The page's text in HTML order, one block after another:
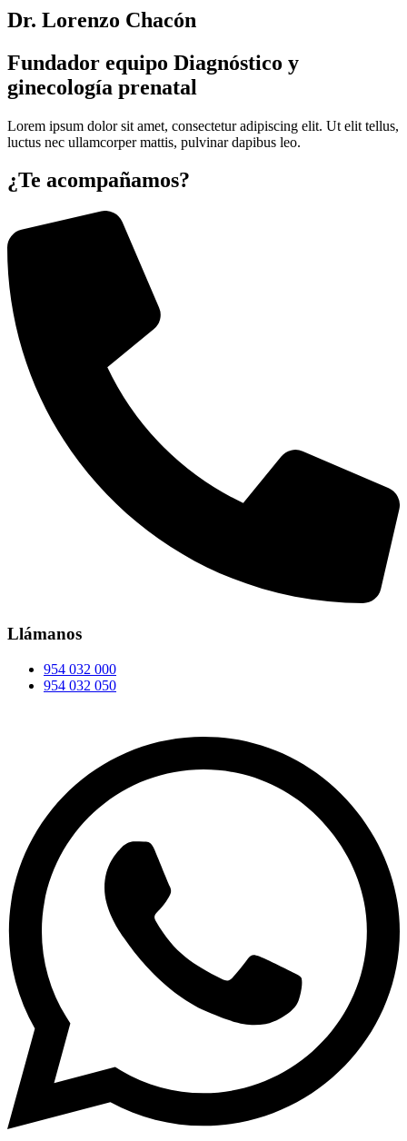
Dr. Lorenzo Chacón
Fundador equipo Diagnóstico y
ginecología prenatal
Lorem ipsum dolor sit amet, consectetur adipiscing elit. Ut elit tellus,
luctus nec ullamcorper mattis, pulvinar dapibus leo.
¿Te acompañamos?
Llámanos
954 032 000
954 032 050